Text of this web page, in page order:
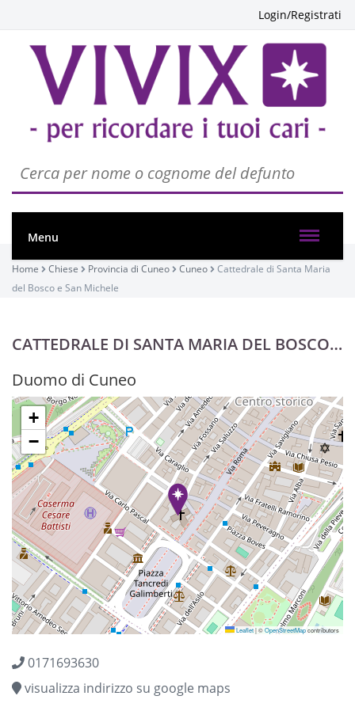
Login/Registrati
Menu
Home Chiese Provincia di Cuneo Cuneo
Cattedrale di Santa Maria
del Bosco e San Michele
CATTEDRALE DI SANTA MARIA DEL BOSCO E
Duomo di Cuneo
+
−
Leaflet|©OpenStreetMapcontributors
0171693630
visualizza indirizzo su google maps